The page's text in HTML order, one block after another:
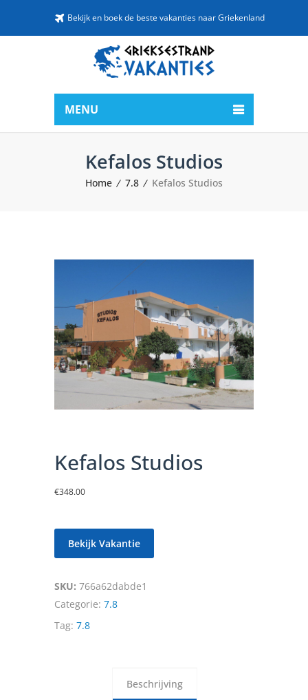
Bekijk en boek de beste vakanties naar Griekenland
MENU
Kefalos Studios
Home 7.8 Kefalos Studios
Kefalos Studios
€348.00
Bekijk Vakantie
SKU: 766a62dabde1
Categorie: 7.8
Tag: 7.8
Beschrijving